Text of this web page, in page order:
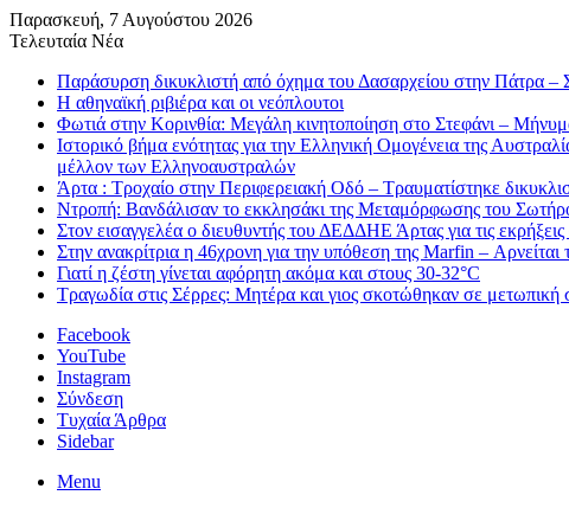
Παρασκευή, 7 Αυγούστου 2026
Τελευταία Νέα
Παράσυρση δικυκλιστή από όχημα του Δασαρχείου στην Πάτρα –
Η αθηναϊκή ριβιέρα και οι νεόπλουτοι
Φωτιά στην Κορινθία: Μεγάλη κινητοποίηση στο Στεφάνι – Μήνυμα
Ιστορικό βήμα ενότητας για την Ελληνική Ομογένεια της
μέλλον των Ελληνοαυστραλών
Άρτα : Τροχαίο στην Περιφερειακή Οδό – Τραυματίστηκε
Ντροπή: Βανδάλισαν το εκκλησάκι της Μεταμόρφωσης του
Στον εισαγγελέα ο διευθυντής του ΔΕΔΔΗΕ Άρτας για τις
Στην ανακρίτρια η 46χρονη για την υπόθεση της Marfin – Αρνείται
Γιατί η ζέστη γίνεται αφόρητη ακόμα και στους 30-32°C
Τραγωδία στις Σέρρες: Μητέρα και γιος σκοτώθηκαν σε
Facebook
YouTube
Instagram
Σύνδεση
Τυχαία Άρθρα
Sidebar
Menu